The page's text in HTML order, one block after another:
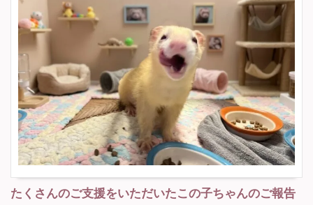
たくさんのご支援をいただいたこの子ちゃんのご報告